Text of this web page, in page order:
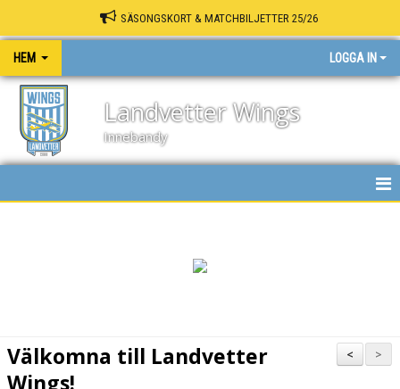
SÄSONGSKORT & MATCHBILJETTER 25/26
HEM LOGGA IN
Landvetter Wings
Innebandy
INNEBANDY PLAY
>
<
Välkomna till Landvetter
Wings!